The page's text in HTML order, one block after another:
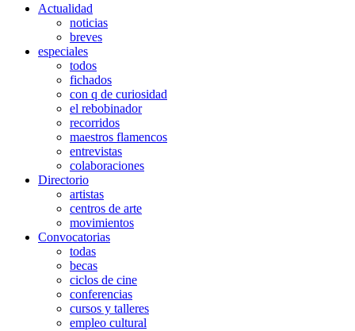
Actualidad
noticias
breves
especiales
todos
fichados
con q de curiosidad
el rebobinador
recorridos
maestros flamencos
entrevistas
colaboraciones
Directorio
artistas
centros de arte
movimientos
Convocatorias
todas
becas
ciclos de cine
conferencias
cursos y talleres
empleo cultural